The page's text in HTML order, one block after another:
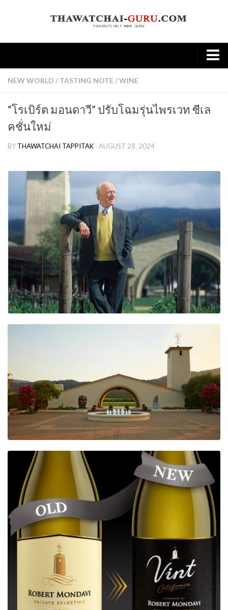
Home
Wine
New world
Tasting Note
Spirit
Beer
Cocktail
Travel & Tasted
Food
News
NEW WORLD / TASTING NOTE /WINE
“โรเบิร์ต มอนดาวี” ปรับโฉมรุ่นไพรเวท ซีเล
คชั่นใหม่
BY THAWATCHAI TAPPITAK · AUGUST 28, 2024